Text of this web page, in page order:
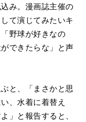
み。漫画誌主催の
て演じてみたいキ
野球が好きなの
できたらな」と声
と、「まさかと思
、水着に着替え
」と報告すると、